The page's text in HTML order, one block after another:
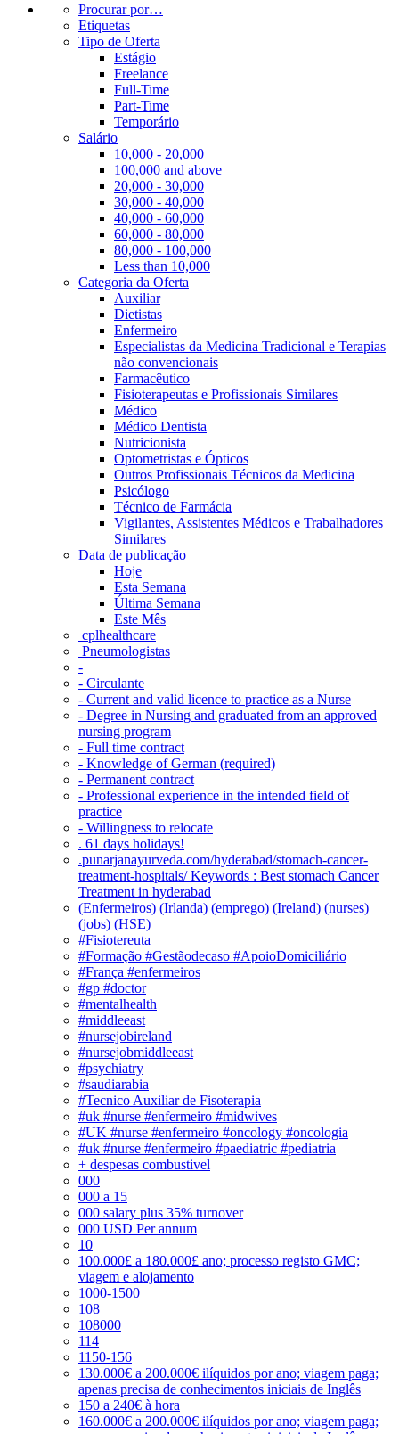
Procurar por…
Etiquetas
Tipo de Oferta
Estágio
Freelance
Full-Time
Part-Time
Temporário
Salário
10,000 - 20,000
100,000 and above
20,000 - 30,000
30,000 - 40,000
40,000 - 60,000
60,000 - 80,000
80,000 - 100,000
Less than 10,000
Categoria da Oferta
Auxiliar
Dietistas
Enfermeiro
Especialistas da Medicina Tradicional e Terapias
não convencionais
Farmacêutico
Fisioterapeutas e Profissionais Similares
Médico
Médico Dentista
Nutricionista
Optometristas e Ópticos
Outros Profissionais Técnicos da Medicina
Psicólogo
Técnico de Farmácia
Vigilantes, Assistentes Médicos e Trabalhadores
Similares
Data de publicação
Hoje
Esta Semana
Última Semana
Este Mês
‎ cplhealthcare‬
Pneumologistas
-
- Circulante
- Current and valid licence to practice as a Nurse
- Degree in Nursing and graduated from an approved
nursing program
- Full time contract
- Knowledge of German (required)
- Permanent contract
- Professional experience in the intended field of
practice
- Willingness to relocate
. 61 days holidays!
.punarjanayurveda.com/hyderabad/stomach-cancer-
treatment-hospitals/ Keywords : Best stomach Cancer
Treatment in hyderabad
(Enfermeiros) (Irlanda) (emprego) (Ireland) (nurses)
(jobs) (HSE)
#Fisiotereuta
#Formação #Gestãodecaso #ApoioDomiciliário
#França #enfermeiros
#gp #doctor
#mentalhealth
#middleeast
#nursejobireland
#nursejobmiddleeast
#psychiatry
#saudiarabia
#Tecnico Auxiliar de Fisoterapia
#uk #nurse #enfermeiro #midwives
#UK #nurse #enfermeiro #oncology #oncologia
#uk #nurse #enfermeiro #paediatric #pediatria
+ despesas combustivel
000
000 a 15
000 salary plus 35% turnover
000 USD Per annum
10
100.000£ a 180.000£ ano; processo registo GMC;
viagem e alojamento
1000-1500
108
108000
114
1150-156
130.000€ a 200.000€ ilíquidos por ano; viagem paga;
apenas precisa de conhecimentos iniciais de Inglês
150 a 240€ à hora
160.000€ a 200.000€ ilíquidos por ano; viagem paga;